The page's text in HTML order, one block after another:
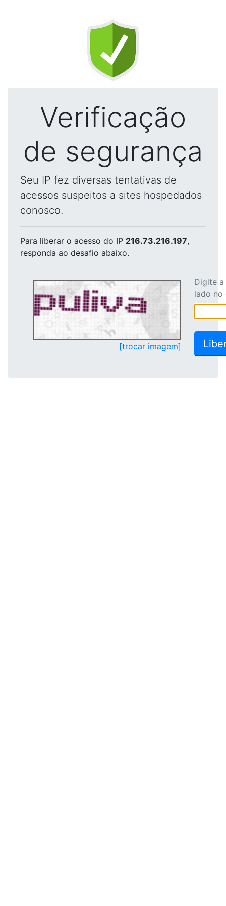
Verificação
de segurança
Seu IP fez diversas tentativas de
acessos suspeitos a sites hospedados
conosco.
Para liberar o acesso do IP 216.73.216.197,
responda ao desafio abaixo.
[trocar imagem]
Digite
lado no